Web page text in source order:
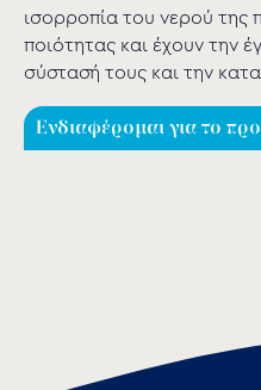
ισορροπία του νερού της
ποιότητας και έχουν την
σύστασή τους και την
Ενδιαφέρομαι για το